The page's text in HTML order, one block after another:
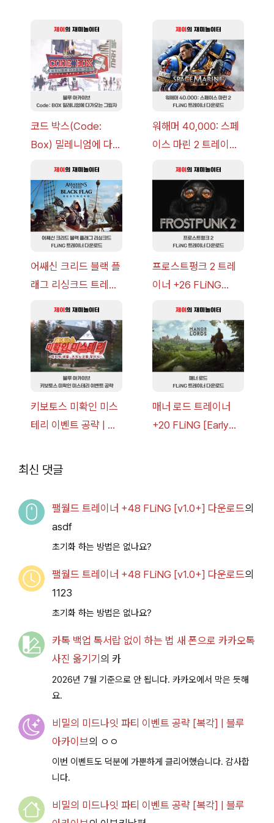
코드 박스(Code:
Box) 밀레니엄에 다가
략 [복각] | 블루 아카
이브
워해머 40,000: 스페
이스 마린 2 트레이너
v14.0+] 다운로드
어쌔신 크리드 블랙 플
래그 리싱크드 트레이
v1.0+] 다운로드
프로스트펑크 2 트레
이너 +26 FLiNG
드
키보토스 미확인 미스
테리 이벤트 공략 | 블
매너 로드 트레이너
+20 FLiNG [Early
최신 댓글
팰월드 트레이너 +48 FLiNG [v1.0+] 다운로드의
asdf
초기화 하는 방법은 없나요?
팰월드 트레이너 +48 FLiNG [v1.0+] 다운로드의
1123
초기화 하는 방법은 없나요?
카톡 백업 톡서랍 없이 하는 법 새 폰으로 카카오톡
사진 옮기기 의 카
2026년 7월 기준으로 안 됩니다. 카카오에서 막은 듯해
요.
비밀의 미드나잇 파티 이벤트 공략 [복각] | 블루
아카이브의 ㅇㅇ
이번 이벤트도 덕분에 가뿐하게 클리어했습니다. 감사합
니다.
비밀의 미드나잇 파티 이벤트 공략 [복각] | 블루